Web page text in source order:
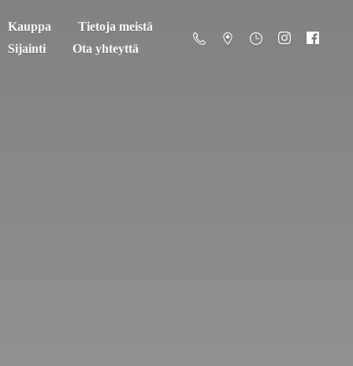
Kauppa
Tietoja meistä
Sijainti
Ota yhteyttä